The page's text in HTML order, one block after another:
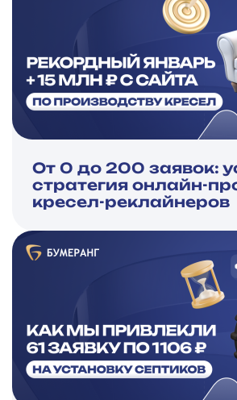
От 0 до 200 заявок:
стратегия онлайн-
кресел-реклайнеров